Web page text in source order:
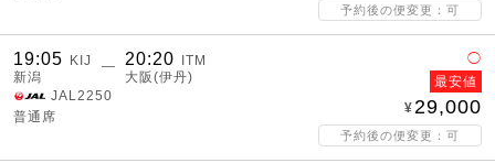
予約後の便変更：可
19:05
KIJ
新潟
― 20:20
ITM
大阪(伊丹)
JAL2250
普通席
◯
最安値
29,000
予約後の便変更：可